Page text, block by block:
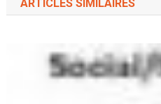
ARTICLES SIMILAIRES